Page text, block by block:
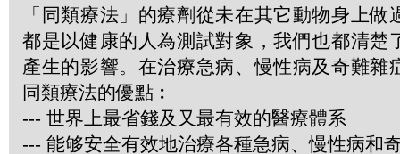
「同類療法」的療劑從未在其它動物身上做
都是以健康的人為測試對象，我們也都清楚
產生的影響。在治療急病、慢性病及奇難雜
同類療法的優點︰
--- 世界上最省錢及又最有效的醫療體系
--- 能够安全有效地治療各種急病、慢性病和